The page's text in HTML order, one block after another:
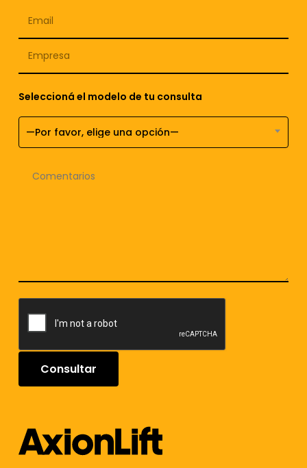
Seleccioná el modelo de tu consulta
—Por favor, elige una opción—